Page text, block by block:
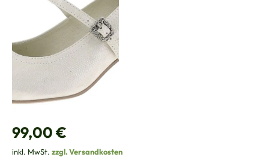
Regulärer Preis:
99,00 €
inkl. MwSt. zzgl. Versandkosten